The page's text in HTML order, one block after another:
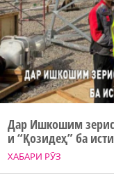
ХАБАРИ РӮЗ
Дар Ишкошим
и “Қозидеҳ” ба